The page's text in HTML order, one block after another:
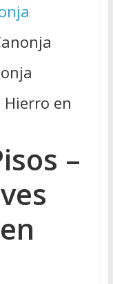
Hierro en
–